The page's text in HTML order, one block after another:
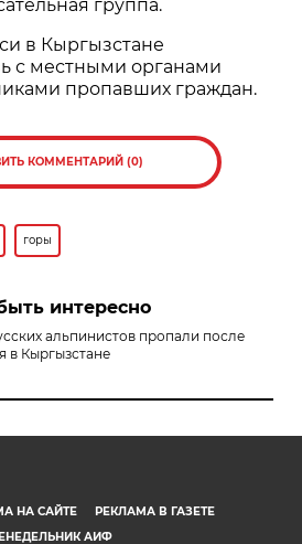
группа.
в Кыргызстане
с местными органами
пропавших граждан.
КОММЕНТАРИЙ (0)
горы
интересно
альпинистов пропали после
в Кыргызстане
НА САЙТЕ
РЕКЛАМА В ГАЗЕТЕ
АИФ